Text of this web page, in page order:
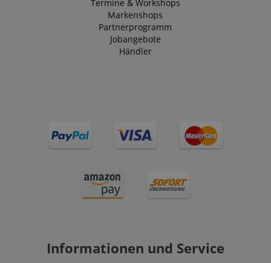
Termine & Workshops
Markenshops
Partnerprogramm
Jobangebote
Händler
Informationen und Service